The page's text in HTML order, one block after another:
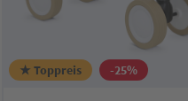
★ Toppreis -25%